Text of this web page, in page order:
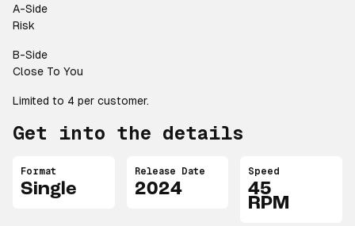
A-Side
Risk
B-Side
Close To You
Limited to 4 per customer.
Get into the details
Format
Single
Release Date
2024
Speed
45
RPM